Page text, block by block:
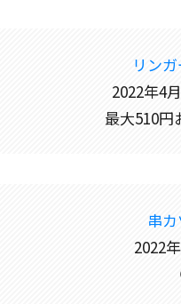
リン
2022年4
最大510円
串
2022